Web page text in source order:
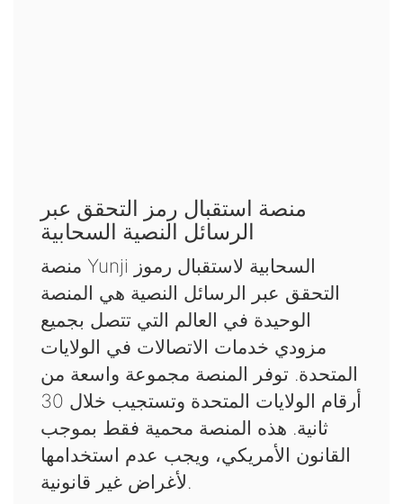
منصة استقبال رمز التحقق عبر
الرسائل النصية السحابية
منصة Yunji السحابية لاستقبال رموز
التحقق عبر الرسائل النصية هي المنصة
الوحيدة في العالم التي تتصل بجميع
مزودي خدمات الاتصالات في الولايات
المتحدة. توفر المنصة مجموعة واسعة من
أرقام الولايات المتحدة وتستجيب خلال 30
ثانية. هذه المنصة محمية فقط بموجب
القانون الأمريكي، ويجب عدم استخدامها
لأغراض غير قانونية.